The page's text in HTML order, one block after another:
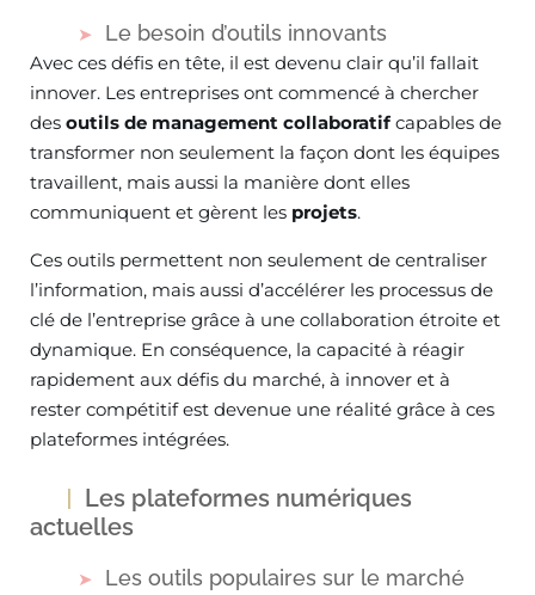
Le besoin d’outils innovants
Avec ces défis en tête, il est devenu clair qu’il fallait
innover. Les entreprises ont commencé à chercher
des outils de management collaboratifcapables de
transformer non seulement la façon dont les équipes
travaillent, mais aussi la manière dont elles
communiquent et gèrent les projets.
Ces outils permettent non seulement de centraliser
l’information, mais aussi d’accélérer les processus de
clé de l’entreprise grâce à une collaboration étroite et
dynamique. En conséquence, la capacité à réagir
rapidement aux défis du marché, à innover et à
rester compétitif est devenue une réalité grâce à ces
plateformes intégrées.
Les plateformes numériques
actuelles
Les outils populaires sur le marché